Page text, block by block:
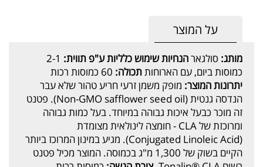
על המוצר
מותג: סולגארהנחיות שימוש כלליות ע"פ תווית: 2-1
כמוסות ביום, עם הארוחותתכולה:
יתרונות המוצר: מופק משמן זרעי חריע טהור שלא עבר
הנדסה גנטית (Non-GMO safflower seed oil). פטנט
זה מוכר כבעל איכות גבוהה במיוחד. בעל כמות גבוהה
ומרוכזת של CLA - חומצה לינולאית מצומדת
(Conjugated Linoleic Acid). מגיע במינון המרוכז ביותר
הקיים בשוק של 1,300 מ"ג בכמוסה. המוצר מכיל פטנט